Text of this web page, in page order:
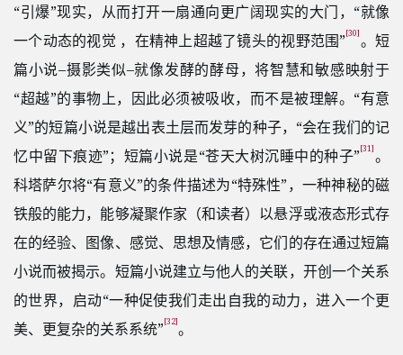
“引爆”现实，从而打开一扇通向更广阔现实的大门，“就像
一个动态的视觉 ，在精神上超越了镜头的视野范围”[30]。短
篇小说–摄影类似–就像发酵的酵母，将智慧和敏感映射于
“超越”的事物上，因此必须被吸收，而不是被理解。“有意
义”的短篇小说是越出表土层而发芽的种子，“会在我们的记
忆中留下痕迹”；短篇小说是“苍天大树沉睡中的种子”[31]。
科塔萨尔将“有意义”的条件描述为“特殊性”，一种神秘的磁
铁般的能力，能够凝聚作家（和读者）以悬浮或液态形式存
在的经验、图像、感觉、思想及情感，它们的存在通过短篇
小说而被揭示。短篇小说建立与他人的关联，开创一个关系
的世界，启动“一种促使我们走出自我的动力，进入一个更
美、更复杂的关系系统”[32]。